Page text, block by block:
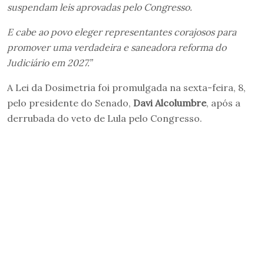
suspendam leis aprovadas pelo Congresso.
E cabe ao povo eleger representantes corajosos para
promover uma verdadeira e saneadora reforma do
Judiciário em 2027.”
A Lei da Dosimetria foi promulgada na sexta-feira, 8,
pelo presidente do Senado, Davi Alcolumbre, após a
derrubada do veto de Lula pelo Congresso.